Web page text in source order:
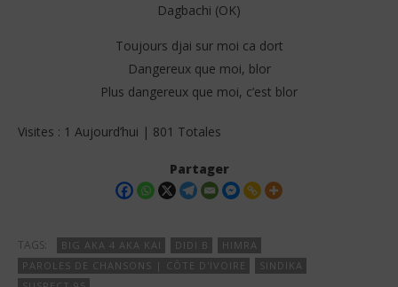
Dagbachi (OK)
Toujours djai sur moi ca dort
Dangereux que moi, blor
Plus dangereux que moi, c’est blor
Visites : 1 Aujourd’hui | 801 Totales
Partager
TAGS: BIG AKA 4 AKA KAI DIDI B
HIMRA
PAROLES DE CHANSONS | CÔTE D'IVOIRE
SINDIKA